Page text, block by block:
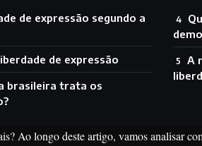
de expressão segundo a
de expressão
brasileira trata os
A
Ao longo deste artigo, vamos analisar